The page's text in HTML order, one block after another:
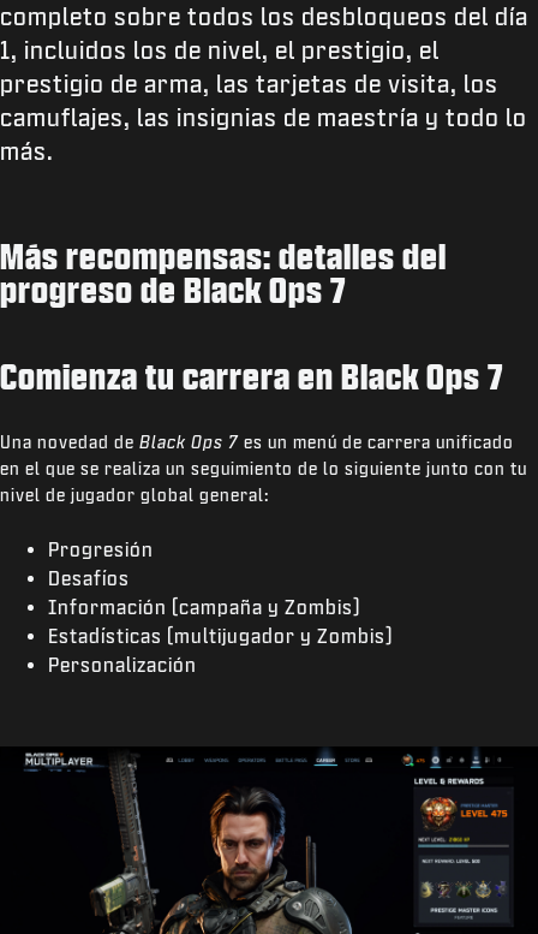
completo sobre todos los desbloqueos del día
1, incluidos los de nivel, el prestigio, el
prestigio de arma, las tarjetas de visita, los
camuflajes, las insignias de maestría y todo lo
más.
Más recompensas: detalles del
progreso de Black Ops 7
Comienza tu carrera en Black Ops 7
Una novedad de Black Ops 7 es un menú de carrera unificado
en el que se realiza un seguimiento de lo siguiente junto con tu
nivel de jugador global general:
Progresión
Desafíos
Información (campaña y Zombis)
Estadísticas (multijugador y Zombis)
Personalización